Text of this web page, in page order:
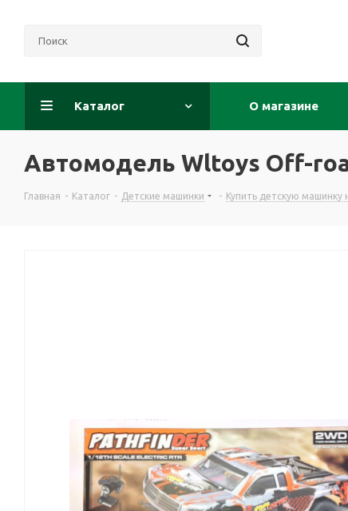
Каталог О магазине
Автомодель Wltoys Off-
Главная - Каталог - Детские машинки - Купить детскую машинку